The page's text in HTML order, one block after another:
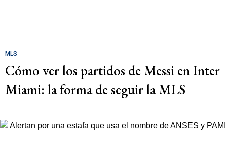
MLS
Cómo ver los partidos de Messi en Inter
Miami: la forma de seguir la MLS